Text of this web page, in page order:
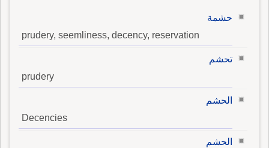
حشمة
prudery, seemliness, decency, reservation
تحشم
prudery
الحشم
Decencies
الحشم